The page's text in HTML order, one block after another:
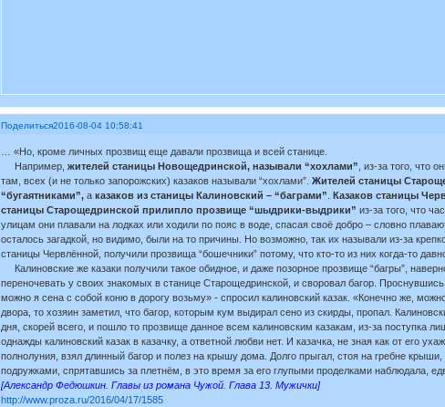
Поделиться2016-08-04 10:58:41
… «Но, кроме личных прозвищ еще давали прозвища и всей станице.
Например, жителей станицы Новощедринской, называли “хохлами” , из-за того, что
там, всех (и не только запорожских) казаков называли “хохлами”. Жителей станицы
“бугаятниками”,а казаков из станицы Калиновский – “баграми”
Казаков станицы
станицы Старощедринской прилипло прозвище “шыдрики-выдрики” из-за того, что
улицам они плавали на лодках или ходили по пояс в воде, спасая своё добро – словно
осталось загадкой, но видимо, были на то причины. Но возможно, так их называли из-за
станицы Червлённой, получили прозвища “бошечники” потому, что кто-то из них когда-то
Калиновские же казаки получили такое обидное, и даже позорное прозвище “багры”,
переночевать у своих знакомых в станице Старощедринской, и своровал багор.
можно я сена с собой коню в дорогу возьму» - спросил калиновский казак. «Конечно же,
двора, то хозяин заметил, что багор, которым кум выдирал сено из скирды, пропал.
дня, скорей всего, и пошло то прозвище данное всем калиновским казакам, из-за поступка
однажды калиновский казак в казачку, а ответной любви нет. И казачка, не зная как от его
полнолуния, взял длинный багор и полез на крышу дома. Долго прыгал, стоя на гребне
подружками, спрятавшись за плетнём, в это время за его глупыми проделками наблюдала,
[Александр Федюшкин. Главы из романа Чужой. Глава 13. Мужички]
http://www.proza.ru/2016/04/17/1585